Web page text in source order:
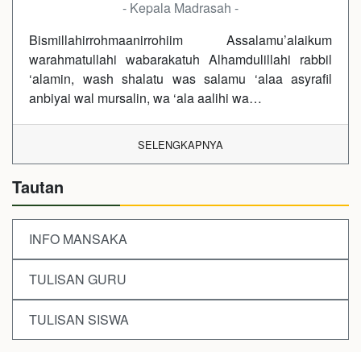
- Kepala Madrasah -
Bismillahirrohmaanirrohiim Assalamu’alaikum
warahmatullahi wabarakatuh Alhamdulillahi rabbil
‘alamin, wash shalatu was salamu ‘alaa asyrafil
anbiyai wal mursalin, wa ‘ala aalihi wa…
SELENGKAPNYA
Tautan
INFO MANSAKA
TULISAN GURU
TULISAN SISWA